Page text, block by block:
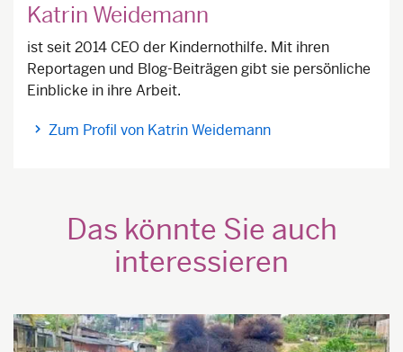
Katrin Weidemann
ist seit 2014 CEO der Kindernothilfe. Mit ihren
Reportagen und Blog-Beiträgen gibt sie persönliche
Einblicke in ihre Arbeit.
Zum Profil von Katrin Weidemann
Das könnte Sie auch
interessieren